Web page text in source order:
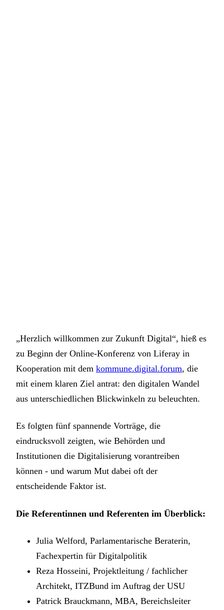
„Herzlich willkommen zur Zukunft Digital“, hieß es
zu Beginn der Online-Konferenz von Liferay in
Kooperation mit dem kommune.digital.forum, die
mit einem klaren Ziel antrat: den digitalen Wandel
aus unterschiedlichen Blickwinkeln zu beleuchten.
Es folgten fünf spannende Vorträge, die
eindrucksvoll zeigten, wie Behörden und
Institutionen die Digitalisierung vorantreiben
können - und warum Mut dabei oft der
entscheidende Faktor ist.
Die Referentinnen und Referenten im Überblick:
Julia Welford, Parlamentarische Beraterin,
Fachexpertin für Digitalpolitik
Reza Hosseini, Projektleitung / fachlicher
Architekt, ITZBund im Auftrag der USU
Patrick Brauckmann, MBA, Bereichsleiter